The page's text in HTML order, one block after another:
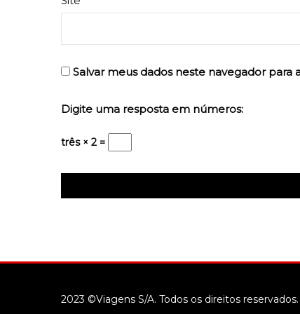
Salvar meus dados neste navegador
Digite uma resposta em números:
três × 2 =
2023 ©Viagens S/A. Todos os direitos reservados.